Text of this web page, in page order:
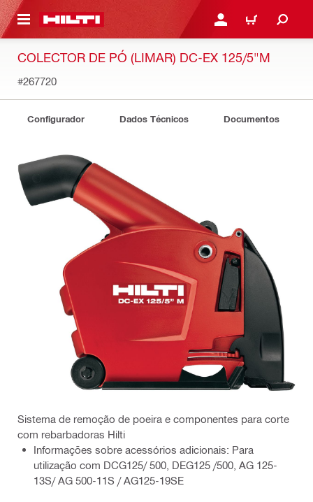
PRINCIPAL ENTRAR OU CADASTRAR
CARRINHO
COLECTOR DE PÓ (LIMAR) DC-EX 125/5"M
#267720
Configurador Dados Técnicos Documentos
Sistema de remoção de poeira e componentes para corte
com rebarbadoras Hilti
Informações sobre acessórios adicionais: Para
utilização com DCG125/ 500, DEG125 /500, AG 125-
13S/ AG 500-11S / AG125-19SE